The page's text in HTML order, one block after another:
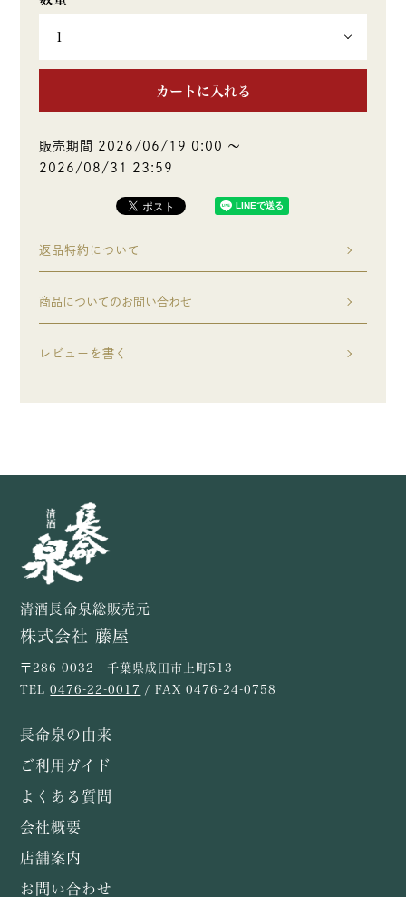
カートに入れる
販売期間 2026/06/19 0:00 〜
2026/08/31 23:59
返品特約について
商品についてのお問い合わせ
レビューを書く
清酒長命泉総販売元
株式会社 藤屋
〒286-0032 千葉県成田市上町513
TEL0476-22-0017 / FAX 0476-24-0758
長命泉の由来
ご利用ガイド
よくある質問
会社概要
店舗案内
お問い合わせ